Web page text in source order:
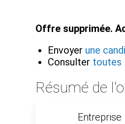
Offre supprimée.
Envoyer une
Consulter toutes
Résumé de
Entreprise